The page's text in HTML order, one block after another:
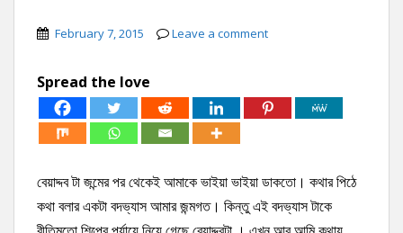
February 7, 2015 Leave a comment
Spread the love
বেয়াদ্দব টা জন্মের পর থেকেই আমাকে ভাইয়া ভাইয়া ডাকতো। কথার পিঠে
কথা বলার একটা বদভ্যাস আমার জন্মগত। কিন্তু এই বদভ্যাস টাকে